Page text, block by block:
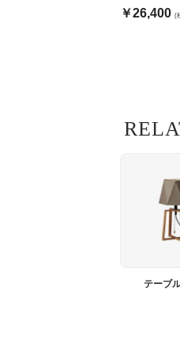
リアグレー
￥26,400 (
テーブ